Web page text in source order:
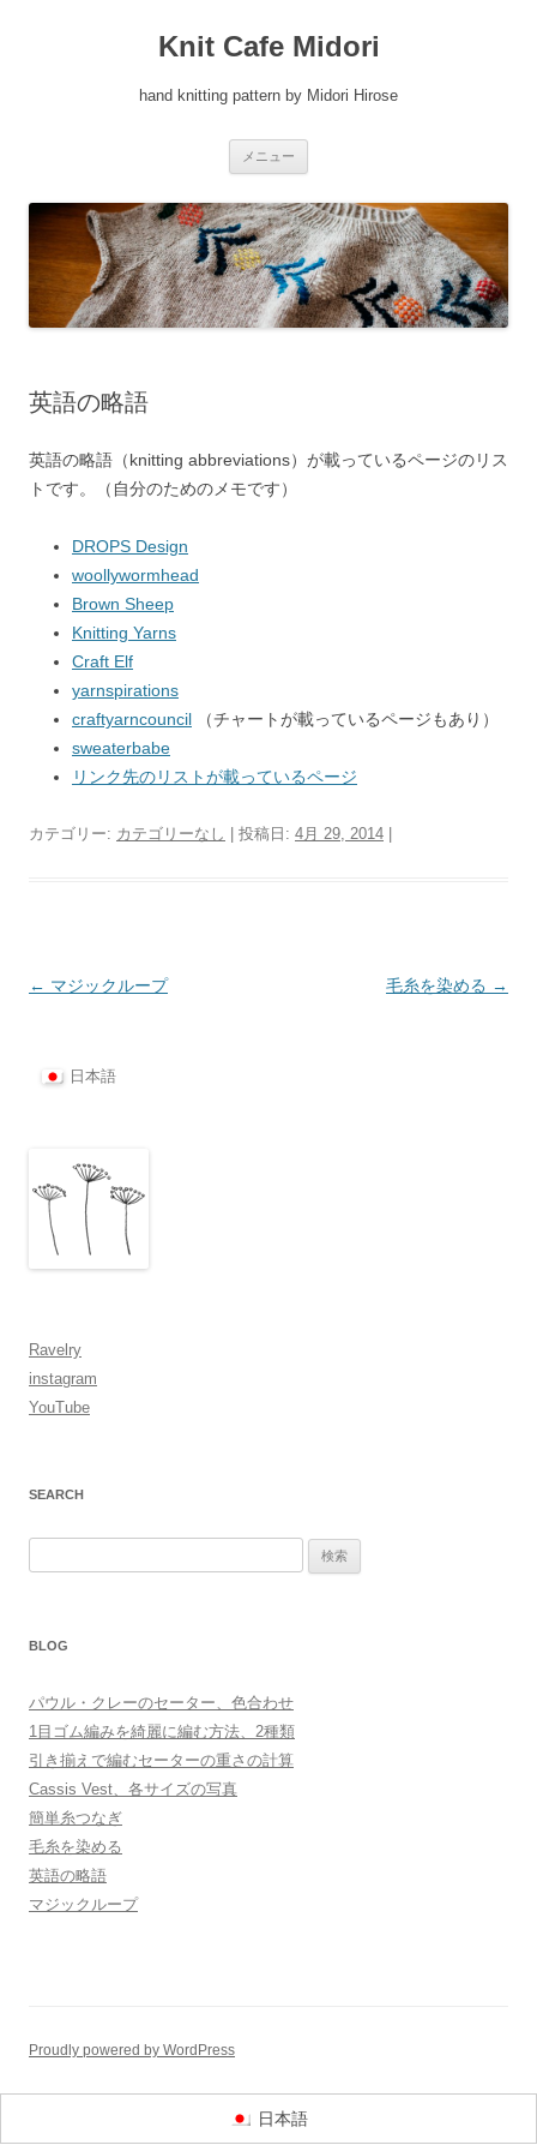
Knit Cafe Midori
hand knitting pattern by Midori Hirose
メニュー
ツ
へ
ス
キ
ッ
プ
英語の略語
英語の略語（knitting abbreviations）が載っているページのリス
トです。（自分のためのメモです）
DROPS Design
woollywormhead
Brown Sheep
Knitting Yarns
Craft Elf
yarnspirations
craftyarncouncil （チャートが載っているページもあり）
sweaterbabe
リンク先のリストが載っているページ
カテゴリー: カテゴリーなし | 投稿日: 4月 29, 2014
投
ビ
シ
← マジックループ 毛糸を染める →
日本語
Ravelry
instagram
YouTube
SEARCH
BLOG
パウル・クレーのセーター、色合わせ
1目ゴム編みを綺麗に編む方法、2種類
引き揃えで編むセーターの重さの計算
Cassis Vest、各サイズの写真
簡単糸つなぎ
毛糸を染める
英語の略語
マジックループ
Proudly powered by WordPress
日本語